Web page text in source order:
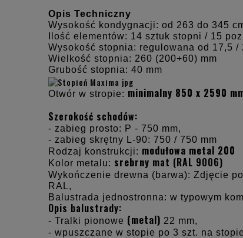
Opis Techniczny
Wysokość kondygnacji: od 263 do 345
Ilość elementów: 14 sztuk stopni / 15
Wysokość stopnia: regulowana od 17,5 /
Wielkość stopnia: 260 (200+60) mm
Grubość stopnia: 40 mm
Otwór w stropie: minimalny 850 x 2590
Szerokość schodów:
- zabieg prosto: P - 750 mm,
- zabieg skrętny L-90: 750 / 750 mm
Rodzaj konstrukcji: modułowa metal 200
Kolor metalu: srebrny mat (RAL 9006)
Wykończenie drewna (barwa): Zdjęcie
RAL,
Balustrada jednostronna: w typowym
Opis balustrady:
- Tralki pionowe (metal) 22 mm,
- wpuszczane w stopie po 3 szt. na